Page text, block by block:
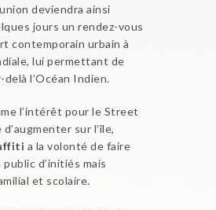
deviendra ainsi
jours un rendez-vous
contemporain urbain à
lui permettant de
l’Océan Indien.
l’intérêt pour le Street
sur l’île,
a la volonté de faire
d’initiés mais
et scolaire.